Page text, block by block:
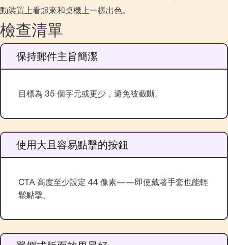
動裝置上看起來和桌機上一樣出色。
檢查清單
保持郵件主旨簡潔
目標為 35 個字元或更少，避免被截斷。
使用大且容易點擊的按鈕
CTA 高度至少設定 44 像素——即使戴著手套也能輕
鬆點擊。